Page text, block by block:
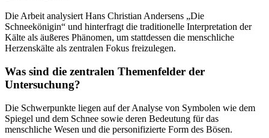
Die Arbeit analysiert Hans Christian Andersens „Die
Schneekönigin“ und hinterfragt die traditionelle Interpretation der
Kälte als äußeres Phänomen, um stattdessen die menschliche
Herzenskälte als zentralen Fokus freizulegen.
Was sind die zentralen Themenfelder der
Untersuchung?
Die Schwerpunkte liegen auf der Analyse von Symbolen wie dem
Spiegel und dem Schnee sowie deren Bedeutung für das
menschliche Wesen und die personifizierte Form des Bösen.